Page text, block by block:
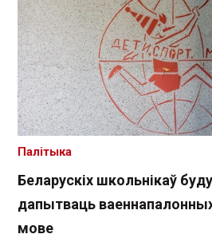
Беларускіх школьнікаў
дапытваць
мове
Палітыка